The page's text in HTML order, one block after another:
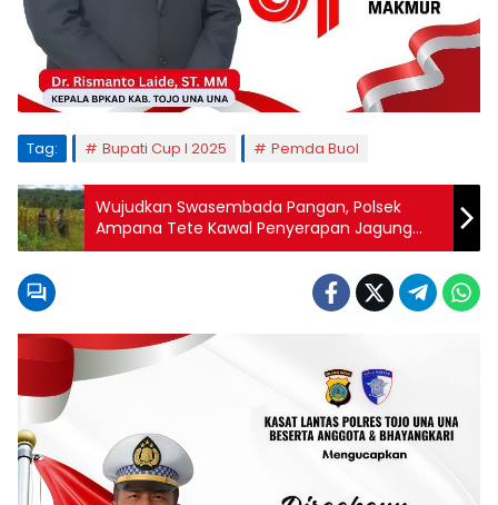
Tag: Bupati Cup I 2025 Pemda Buol
Wujudkan Swasembada Pangan, Polsek
Ampana Tete Kawal Penyerapan Jagung
Lokal